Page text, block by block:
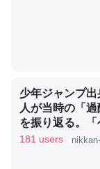
─ニュース :: 【研
論文では「淡
利だから両方が
いる鋏角類（カ
ずキチンを強
少年ジャンプ
人が当時の「過
を振り返る。
も原稿は落とさ
181 users